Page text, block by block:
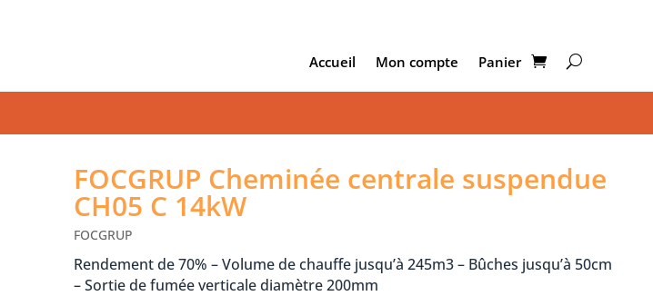
Accueil Mon compte Panier
FOCGRUP Cheminée centrale suspendue
CH05 C 14kW
FOCGRUP
Rendement de 70% – Volume de chauffe jusqu’à 245m3 – Bûches jusqu’à 50cm
– Sortie de fumée verticale diamètre 200mm